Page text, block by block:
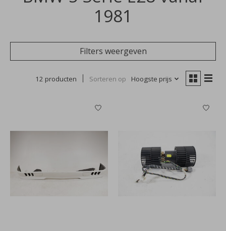
1981
Filters weergeven
12 producten Sorteren op Hoogste prijs